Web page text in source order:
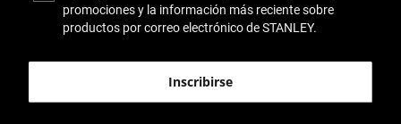
promociones y la información más reciente sobre
productos por correo electrónico de STANLEY.